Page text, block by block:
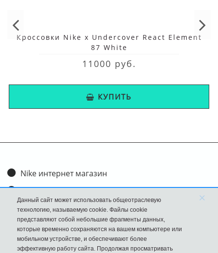
Кроссовки Nike x Undercover React Element
87 White
11000 руб.
КУПИТЬ
Nike интернет магазин
Доставка и оплата
Обмен и возврат
Размеры
FAQ
Данный сайт может использовать общеотраслевую
технологию, называемую cookie. Файлы cookie
представляют собой небольшие фрагменты данных,
которые временно сохраняются на вашем компьютере или
мобильном устройстве, и обеспечивают более
эффективную работу сайта. Продолжая просматривать
×